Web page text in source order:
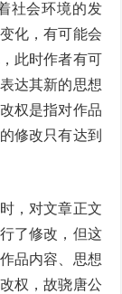
社会环境的发
化，有可能会
此时作者有可
达其新的思想
权是指对作品
修改只有达到
，对文章正文
了修改，但这
品内容、思想
权，故骁唐公